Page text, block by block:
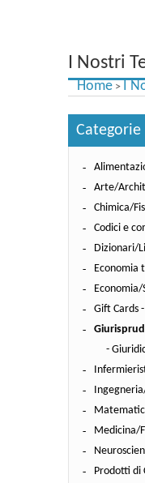
Testi scolastici
Carta Cultura e Carta del
I Nostri
Home > I
Categorie
Arte/
Chimica/
Codici e
Dizionari/
Economia
Gift Cards
-
Medicina/
Prodotti di